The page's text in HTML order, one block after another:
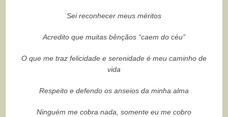
Sei reconhecer meus méritos
Acredito que muitas bênçãos “caem do céu”
O que me traz felicidade e serenidade é meu caminho de
vida
Respeito e defendo os anseios da minha alma
Ninguém me cobra nada, somente eu me cobro